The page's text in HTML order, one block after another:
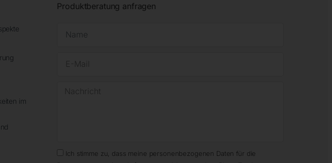
im
Produktberatung anfragen
Ich stimme zu, dass meine personenbezogenen Daten für die